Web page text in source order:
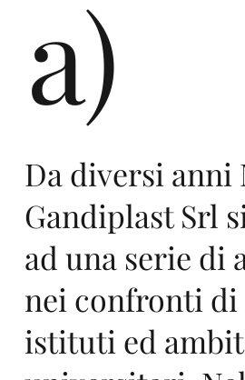
a)
Da diversi anni
Gandiplast Srl
ad una serie di
nei confronti di
istituti ed
3
Ga